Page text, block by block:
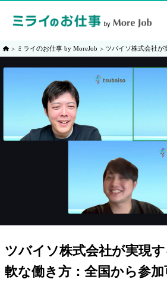
ミライのお仕事 by MoreJob ツバイソ株式会社が
ツバイソ株式会社が実現
軟な働き方：全国から参